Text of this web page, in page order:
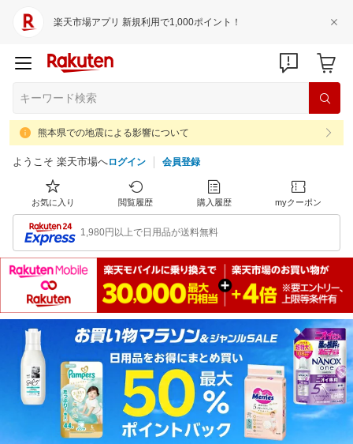
楽天市場アプリ 新規利用で1,000ポイント！
熊本県での地震による影響について
ようこそ 楽天市場へログイン 会員登録
お気に入り 閲覧履歴 購入履歴 myクーポン
1,980円以上で日用品が送料無料